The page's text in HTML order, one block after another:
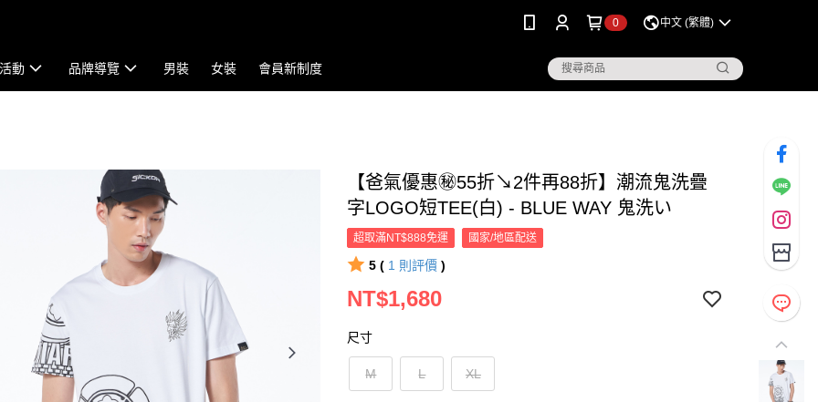
0 中文 (繁體)
動 品牌導覽 男裝 女裝 會員新制度
【爸氣優惠㊙55折↘2件再88折】潮流鬼洗疊
字LOGO短TEE(白) - BLUE WAY 鬼洗い
超取滿NT$888免運 國家/地區配送
5 ( 1 則評價 )
NT$1,680
尺寸
M L XL